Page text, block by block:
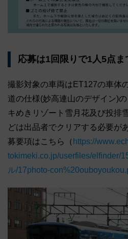
応募は1回限りで1人5点ま
撮影対象の車両はET127の車体
道の仕様(妙高連山のデザイン)
キめきリゾート雪月花及び投排
どは出品者でクリアする必要が
募要項はこちら（ https://
tokimeki.co.jp/userfiles/elfinder/
ル/17photo-